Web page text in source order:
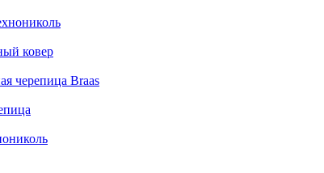
ковер
черепица Braas